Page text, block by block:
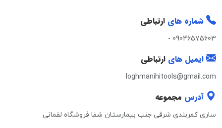
شماره های ارتباطی
09046575603
-
ایمیل های ارتباطی
loghmanihitools@gmail.com
آدرس مجموعه
ساری کمربندی شرقی جنب بیمارستان شفا فروشگاه لقمانی